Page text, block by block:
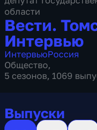
области
Вести.
Интервью
ИнтервьюРоссия
Общество,
5 сезонов, 1069
Выпуски